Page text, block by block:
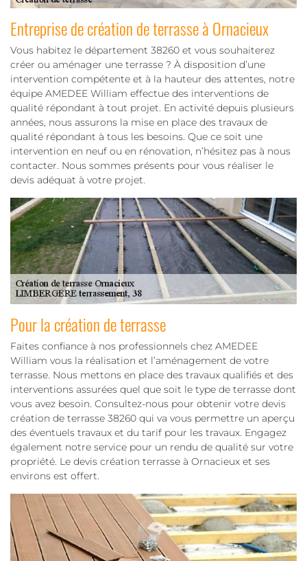
Entreprise de création de terrasse à Ornacieux
Vous habitez le département 38260 et vous souhaiterez
créer ou aménager une terrasse ? À disposition d’une
intervention compétente et à la hauteur des attentes, notre
équipe AMEDEE William effectue des interventions de
qualité répondant à tout projet. En activité depuis plusieurs
années, nous assurons la mise en place des travaux de
qualité répondant à tous les besoins. Que ce soit une
intervention en neuf ou en rénovation, n’hésitez pas à nous
contacter. Nous sommes présents pour vous réaliser le
devis adéquat à votre projet.
Pour la création de terrasse
Faites confiance à nos professionnels chez AMEDEE
William vous la réalisation et l’aménagement de votre
terrasse. Nous mettons en place des travaux qualifiés et des
interventions assurées quel que soit le type de terrasse dont
vous avez besoin. Consultez-nous pour obtenir votre devis
création de terrasse 38260 qui va vous permettre un aperçu
des éventuels travaux et du tarif pour les travaux. Engagez
également notre service pour un rendu de qualité sur votre
propriété. Le devis création terrasse à Ornacieux et ses
environs est offert.